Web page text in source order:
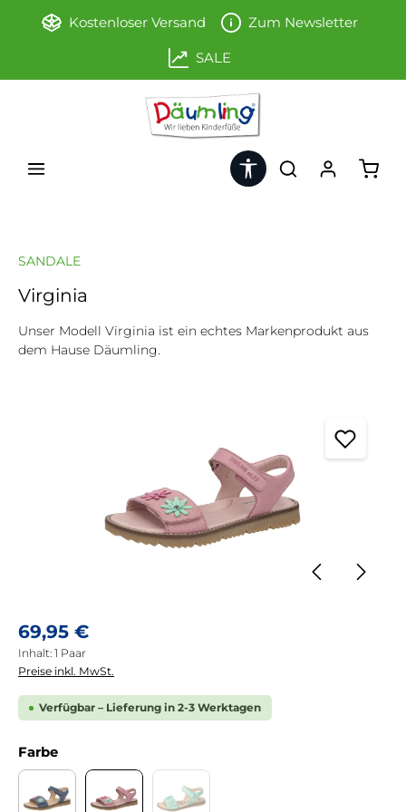
Zum Hauptinhalt springen
Kostenloser Versand Zum Newsletter
SALE
Werkzeugleiste anzeigen
SANDALE
Virginia
Unser Modell Virginia ist ein echtes Markenprodukt aus
dem Hause Däumling.
Regulärer Preis:
69,95 €
Inhalt: 1 Paar
Preise inkl. MwSt.
Verfügbar – Lieferung in 2-3 Werktagen
Farbeauswählen